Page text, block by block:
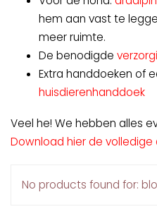
hem aan vast te
meer ruimte.
De benodigde
Extra handdoeken of
huisdierenhanddoek
Veel he! We hebben alles
Download hier de volledige
No products found for: